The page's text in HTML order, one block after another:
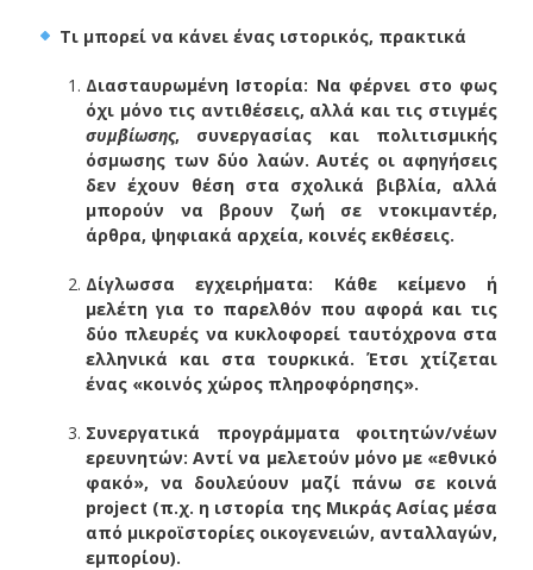
Τι μπορεί να κάνει ένας ιστορικός, πρακτικά
Διασταυρωμένη Ιστορία: Να φέρνει στο φως
όχι μόνο τις αντιθέσεις, αλλά και τις στιγμές
συμβίωσης, συνεργασίας και πολιτισμικής
όσμωσης των δύο λαών. Αυτές οι αφηγήσεις
δεν έχουν θέση στα σχολικά βιβλία, αλλά
μπορούν να βρουν ζωή σε ντοκιμαντέρ,
άρθρα, ψηφιακά αρχεία, κοινές εκθέσεις.
Δίγλωσσα εγχειρήματα: Κάθε κείμενο ή
μελέτη για το παρελθόν που αφορά και τις
δύο πλευρές να κυκλοφορεί ταυτόχρονα στα
ελληνικά και στα τουρκικά. Έτσι χτίζεται
ένας «κοινός χώρος πληροφόρησης».
Συνεργατικά προγράμματα φοιτητών/νέων
ερευνητών: Αντί να μελετούν μόνο με «εθνικό
φακό», να δουλεύουν μαζί πάνω σε κοινά
project (π.χ. η ιστορία της Μικράς Ασίας μέσα
από μικροϊστορίες οικογενειών, ανταλλαγών,
εμπορίου).